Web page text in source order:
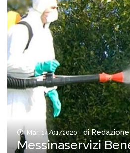
Mar, 14/01/2020 di Redazione
Messinaservizi